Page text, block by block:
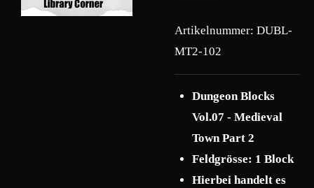
Artikelnummer: DUBL-
MT2-102
Dungeon Blocks
Vol.07 - Medieval
Town Part 2
Feldgrösse: 1 Block
Hierbei handelt es